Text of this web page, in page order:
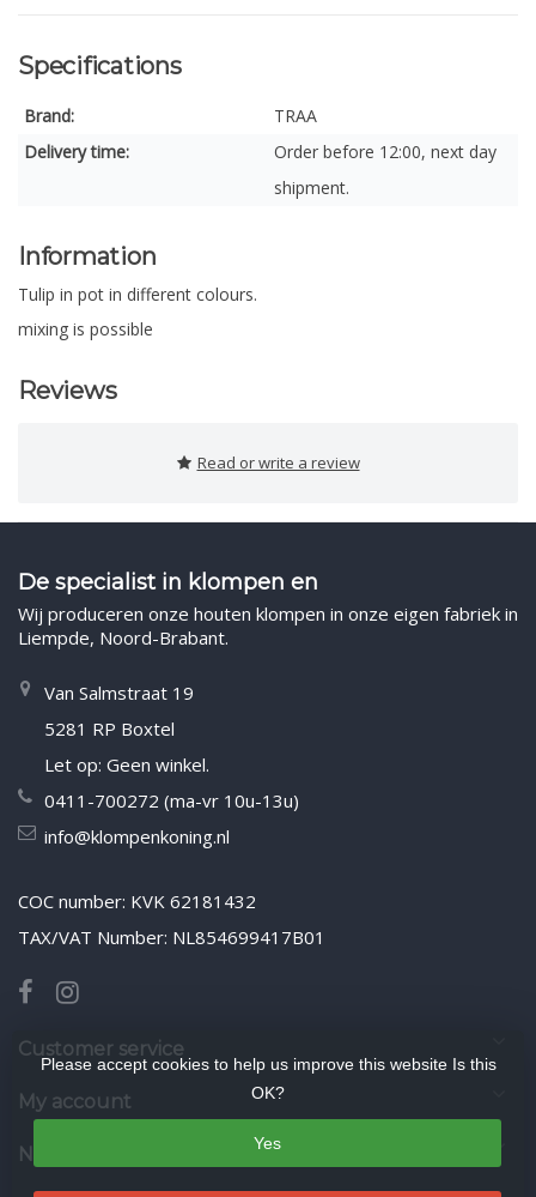
Specifications
Brand:
TRAA
Delivery time:
Order before 12:00, next day
shipment.
Information
Tulip in pot in different colours.
mixing is possible
Reviews
Read or write a review
De specialist in klompen en
Wij produceren onze houten klompen in onze eigen fabriek in
Liempde, Noord-Brabant.
Van Salmstraat 19
5281 RP Boxtel
Let op: Geen winkel.
0411-700272 (ma-vr 10u-13u)
info@klompenkoning.nl
COC number: KVK 62181432
TAX/VAT Number: NL854699417B01
Customer service
My account
Newsletter
Please accept cookies to help us improve this website Is this
OK?
Yes